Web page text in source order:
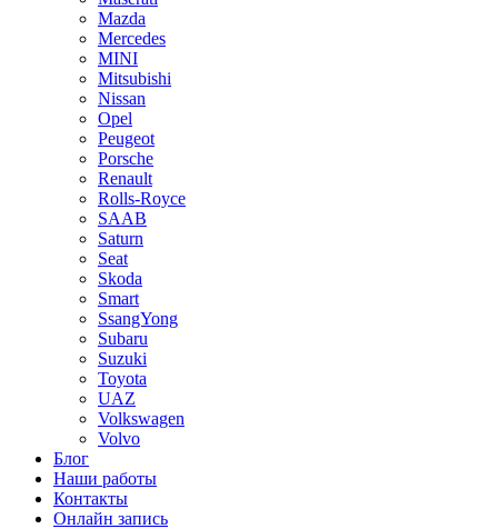
Mazda
Mercedes
MINI
Mitsubishi
Nissan
Opel
Peugeot
Porsche
Renault
Rolls-Royce
SAAB
Saturn
Seat
Skoda
Smart
SsangYong
Subaru
Suzuki
Toyota
UAZ
Volkswagen
Volvo
Блог
Наши работы
Контакты
Онлайн запись